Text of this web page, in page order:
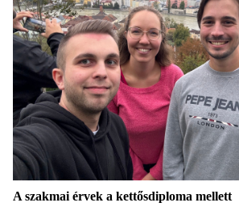
A szakmai érvek a kettősdiploma mellett